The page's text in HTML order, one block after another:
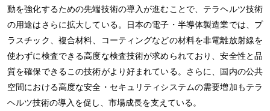
動を強化するための先端技術の導入が進むことで、テラヘルツ技術
の用途はさらに拡大している。日本の電子・半導体製造業では、プ
ラスチック、複合材料、コーティングなどの材料を非電離放射線を
使わずに検査できる高度な検査技術が求められており、安全性と品
質を確保できるこの技術がより好まれている。さらに、国内の公共
空間における高度な安全・セキュリティシステムの需要増加もテラ
ヘルツ技術の導入を促し、市場成長を支えている。